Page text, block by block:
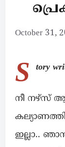
October 31,
S tory
നീ നഴ്സ്
ഇല്ലാ..